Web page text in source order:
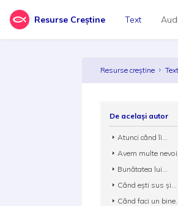
Resurse Creștine Text
Resurse creștine Text
De același autor
Atunci când îi...
Avem multe
Bunătatea lui...
Când ești sus și...
Când faci un